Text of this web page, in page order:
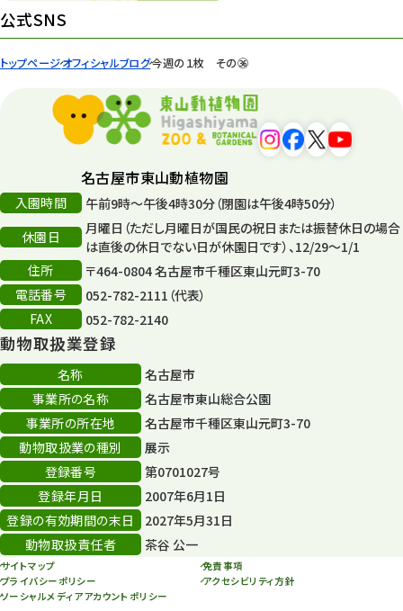
トップページオフィシャルブログ今週の１枚 その㊱
遊園地 6
平和公園
再生
再生フォーラム 14
80周年
その他
その他イベント
スカイタワー
年末年始のイベント
秋まつり
公式SNS
名古屋市東山動植物園
入園時間
午前9時～午後4時30分（閉園は午後4時50分）
休園日
月曜日（ただし月曜日が国民の祝日または振替休日の場合
は直後の休日でない日が休園日です）、12/29～1/1
住所
〒464-0804 名古屋市千種区東山元町3-70
電話番号
052-782-2111（代表）
FAX
052-782-2140
動物取扱業登録
名称
名古屋市
事業所の名称
名古屋市東山総合公園
事業所の所在地
名古屋市千種区東山元町3-70
動物取扱業の種別
展示
登録番号
第0701027号
登録年月日
2007年6月1日
登録の有効期間の末日
2027年5月31日
動物取扱責任者
茶谷 公一
サイトマップ
免責事項
プライバシーポリシー
アクセシビリティ方針
ソーシャルメディアアカウントポリシー